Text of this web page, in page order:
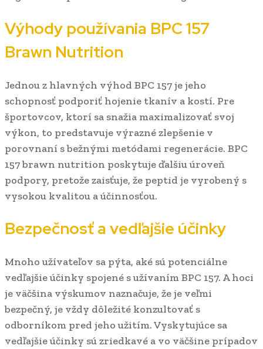
Výhody používania BPC 157
Brawn Nutrition
Jednou z hlavných výhod BPC 157 je jeho
schopnosť podporiť hojenie tkanív a kostí. Pre
športovcov, ktorí sa snažia maximalizovať svoj
výkon, to predstavuje výrazné zlepšenie v
porovnaní s bežnými metódami regenerácie. BPC
157 brawn nutrition poskytuje ďalšiu úroveň
podpory, pretože zaisťuje, že peptid je vyrobený s
vysokou kvalitou a účinnosťou.
Bezpečnosť a vedľajšie účinky
Mnoho užívateľov sa pýta, aké sú potenciálne
vedľajšie účinky spojené s užívaním BPC 157. A hoci
je väčšina výskumov naznačuje, že je veľmi
bezpečný, je vždy dôležité konzultovať s
odborníkom pred jeho užitím. Vyskytujúce sa
vedľajšie účinky sú zriedkavé a vo väčšine prípadov